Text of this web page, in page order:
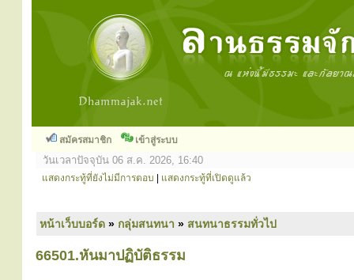
สมัครสมาชิก เข้าสู่ระบบ
วันเวลาปัจจุบัน 06 ส.ค. 2026, 16:40
แสดงกระทู้ที่ยังไม่มีการตอบ แสดงกระทู้ที่เปิดดูแล้ว
หน้าเว็บบอร์ด » กลุ่มสนทนา » สนทนาธรรมทั่วไป
66501.หันมาปฏิบัติธรรม